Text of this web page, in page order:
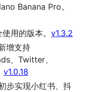
Banana Pro。
用的版本。 v1.3.2
增支持
、Twitter、
v1.0.18
步实现小红书、抖